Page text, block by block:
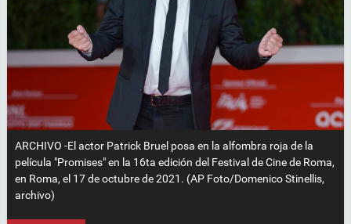
ARCHIVO -El actor Patrick Bruel posa en la alfombra roja de la
película "Promises" en la 16ta edición del Festival de Cine de Roma,
en Roma, el 17 de octubre de 2021. (AP Foto/Domenico Stinellis,
archivo)